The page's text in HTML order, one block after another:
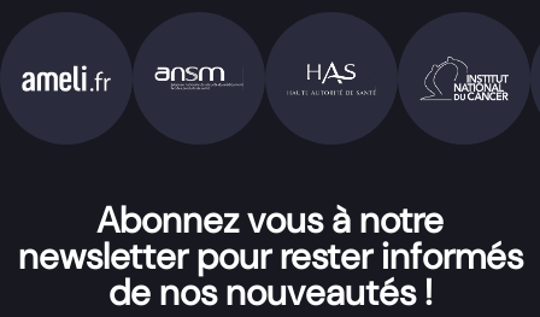
Abonnez vous à notre
newsletter pour rester informés
de nos nouveautés !